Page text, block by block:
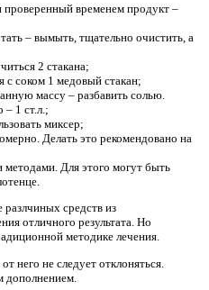
проверенный временем продукт –
– вымыть, тщательно очистить, а
2 стакана;
с соком 1 медовый стакан;
массу – разбавить солью.
– 1 ст.л.;
миксер;
Делать это рекомендовано на
Для этого могут быть
средств из
отличного результата. Но
методике лечения.
него не следует отклоняться.
дополнением.